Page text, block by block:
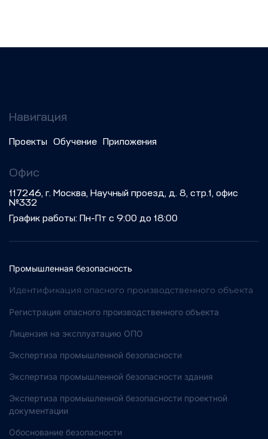
Навигация
Проекты Обучение Приложения
Офис
117246, г. Москва, Научный проезд, д. 8, стр.1, офис
№332
График работы: Пн-Пт с 9:00 до 18:00
Промышленная безопасность
Идентификация опасного производственного объекта
Регистрация опасного производственного объекта
Лицензия на эксплуатацию ОПО
Экспертиза промышленной безопасности
Экспертиза промышленной безопасности здания
Экспертиза промышленной безопасности проектной
документации
Обоснование безопасности